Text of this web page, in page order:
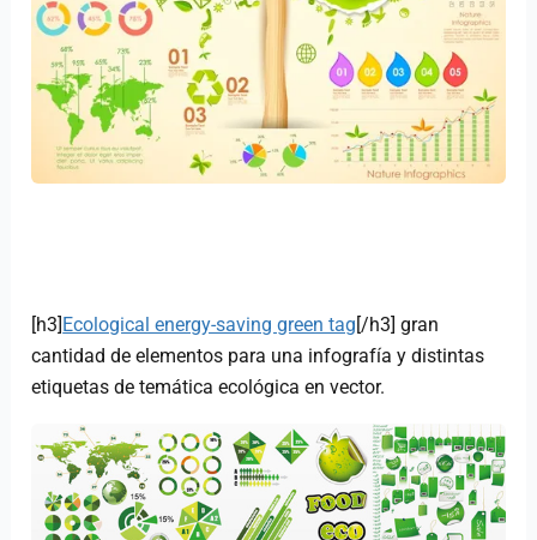
[h3]Ecological energy-saving green tag[/h3] gran
cantidad de elementos para una infografía y distintas
etiquetas de temática ecológica en vector.